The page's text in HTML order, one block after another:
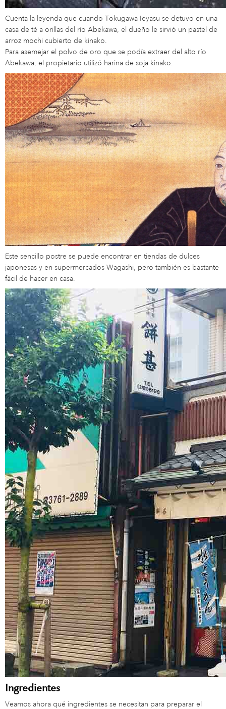
Cuenta la leyenda que cuando Tokugawa Ieyasu se detuvo en una
casa de té a orillas del río Abekawa, el dueño le sirvió un pastel de
arroz mochi cubierto de kinako.
Para asemejar el polvo de oro que se podía extraer del alto río
Abekawa, el propietario utilizó harina de soja kinako.
Este sencillo postre se puede encontrar en tiendas de dulces
japonesas y en supermercados Wagashi, pero también es bastante
fácil de hacer en casa.
Ingredientes
Veamos ahora qué ingredientes se necesitan para preparar el